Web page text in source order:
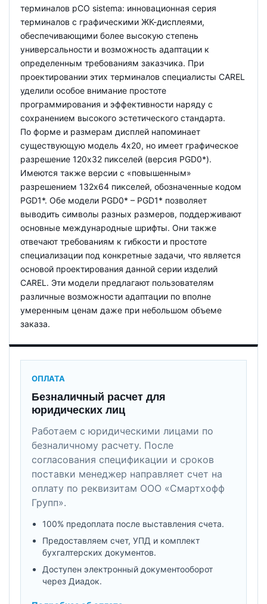
терминалов pCO sistema: инновационная серия
терминалов с графическими ЖК-дисплеями,
обеспечивающими более высокую степень
универсальности и возможность адаптации к
определенным требованиям заказчика. При
проектировании этих терминалов специалисты CAREL
уделили особое внимание простоте
программирования и эффективности наряду с
сохранением высокого эстетического стандарта.
По форме и размерам дисплей напоминает
существующую модель 4x20, но имеет графическое
разрешение 120x32 пикселей (версия PGD0*).
Имеются также версии с «повышенным»
разрешением 132x64 пикселей, обозначенные кодом
PGD1*. Обе модели PGD0* – PGD1* позволяет
выводить символы разных размеров, поддерживают
основные международные шрифты. Они также
отвечают требованиям к гибкости и простоте
специализации под конкретные задачи, что является
основой проектирования данной серии изделий
CAREL. Эти модели предлагают пользователям
различные возможности адаптации по вполне
умеренным ценам даже при небольшом объеме
заказа.
ОПЛАТА
Безналичный расчет для
юридических лиц
Работаем с юридическими лицами по
безналичному расчету. После
согласования спецификации и сроков
поставки менеджер направляет счет на
оплату по реквизитам ООО «Смартхофф
Групп».
100% предоплата после выставления счета.
Предоставляем счет, УПД и комплект
бухгалтерских документов.
Доступен электронный документооборот
через Диадок.